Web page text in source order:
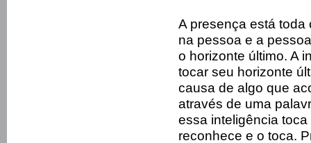
A presença está
na pessoa e a
o horizonte último. A
tocar seu horizonte
causa de algo que
através de uma
essa inteligência
reconhece e o toca.